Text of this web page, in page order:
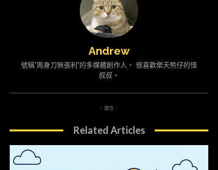
Andrew
號稱"周身刀無張利"的多媒體創作人。 很喜歡樂天熊仔的怪
叔叔。
- 廣告 -
Related Articles